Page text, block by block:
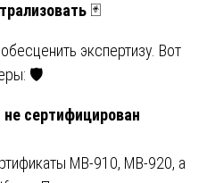
🃏
экспертизу. Вот
🛡️
не сертифицирован
MB-910, MB-920, а